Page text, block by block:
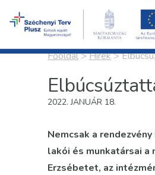
Főoldal>Hírek>
2022. JANUÁR 18.
Nemcsak a
lakói és munkatársai
Erzsébetet, az